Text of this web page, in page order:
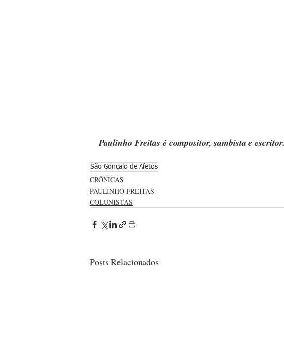
Paulinho Freitas é compositor, sambista e escritor.
São Gonçalo de Afetos
CRÔNICAS
PAULINHO FREITAS
COLUNISTAS
Posts Relacionados